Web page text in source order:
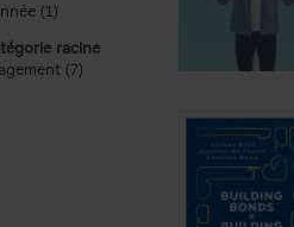
(1)
racine
(7) Apply Économie &